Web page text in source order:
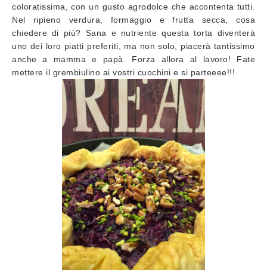
coloratissima, con un gusto agrodolce che accontenta tutti.
Nel ripieno verdura, formaggio e frutta secca, cosa
chiedere di più? Sana e nutriente questa torta diventerà
uno dei loro piatti preferiti, ma non solo, piacerà tantissimo
anche a mamma e papà. Forza allora al lavoro! Fate
mettere il grembiulino ai vostri cuochini e si parteeee!!!